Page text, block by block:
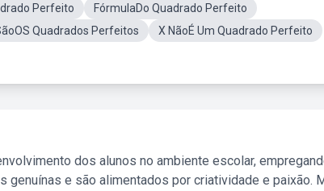
Perfeito
FórmulaDo Quadrado Perfeito
Quadrados Perfeitos
X NãoÉ Um Quadrado Perfeito
dos alunos no ambiente escolar,
e são alimentados por criatividade e paixão.